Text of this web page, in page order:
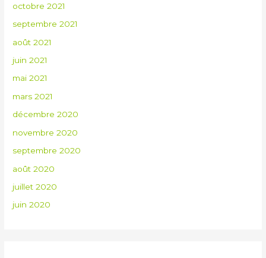
octobre 2021
septembre 2021
août 2021
juin 2021
mai 2021
mars 2021
décembre 2020
novembre 2020
septembre 2020
août 2020
juillet 2020
juin 2020